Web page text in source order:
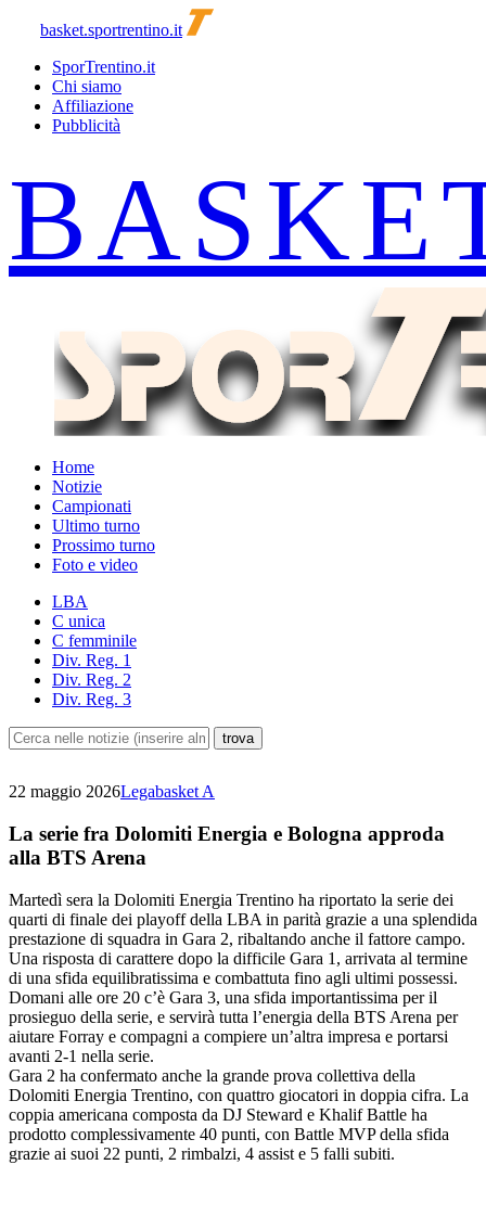
basket.sportrentino.it
SporTrentino.it
Chi siamo
Affiliazione
Pubblicità
Home
Notizie
Campionati
Ultimo turno
Prossimo turno
Foto e video
LBA
C unica
C femminile
Div. Reg. 1
Div. Reg. 2
Div. Reg. 3
22 maggio 2026Legabasket A
La serie fra Dolomiti Energia e Bologna approda
alla BTS Arena
Martedì sera la Dolomiti Energia Trentino ha riportato la serie dei
quarti di finale dei playoff della LBA in parità grazie a una splendida
prestazione di squadra in Gara 2, ribaltando anche il fattore campo.
Una risposta di carattere dopo la difficile Gara 1, arrivata al termine
di una sfida equilibratissima e combattuta fino agli ultimi possessi.
Domani alle ore 20 c’è Gara 3, una sfida importantissima per il
prosieguo della serie, e servirà tutta l’energia della BTS Arena per
aiutare Forray e compagni a compiere un’altra impresa e portarsi
avanti 2-1 nella serie.
Gara 2 ha confermato anche la grande prova collettiva della
Dolomiti Energia Trentino, con quattro giocatori in doppia cifra. La
coppia americana composta da DJ Steward e Khalif Battle ha
prodotto complessivamente 40 punti, con Battle MVP della sfida
grazie ai suoi 22 punti, 2 rimbalzi, 4 assist e 5 falli subiti.